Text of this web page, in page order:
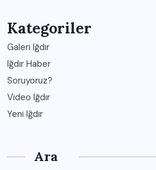
Kategoriler
Galeri Iğdır
Iğdır Haber
Soruyoruz?
Video Iğdır
Yeni Iğdır
Ara